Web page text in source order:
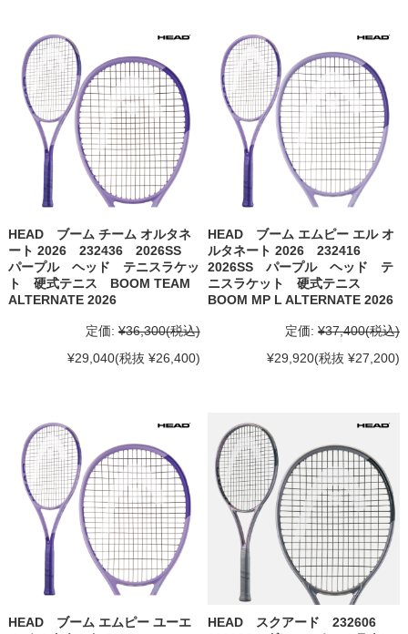
HEAD ブーム チーム オルタネ
ート 2026 232436 2026SS
パープル ヘッド テニスラケッ
ト 硬式テニス BOOM TEAM
ALTERNATE 2026
定価: ¥36,300(税込)
¥29,040(税抜 ¥26,400)
HEAD ブーム エムピー エル オ
ルタネート 2026 232416
2026SS パープル ヘッド テ
ニスラケット 硬式テニス
BOOM MP L ALTERNATE 2026
定価: ¥37,400(税込)
¥29,920(税抜 ¥27,200)
HEAD ブーム エムピー ユーエ
HEAD スクアード 232606